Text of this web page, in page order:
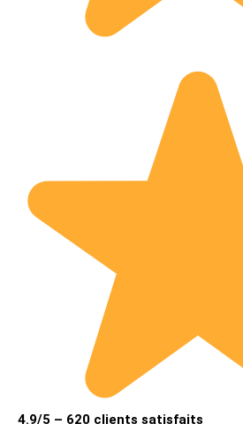
4.9/5 – 620 clients satisfaits